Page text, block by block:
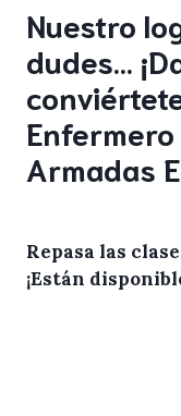
Nuestro
dudes…
Armadas
Repasa las
¡Están